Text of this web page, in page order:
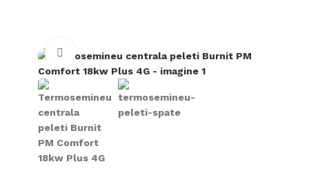
Click to enlarge